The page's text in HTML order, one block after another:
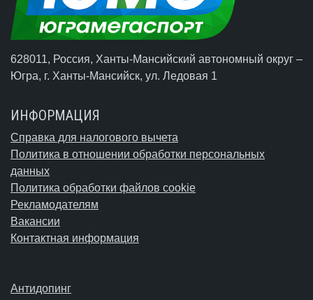
628011, Россия, Ханты-Мансийский автономный округ –
Югра, г. Ханты-Мансийск, ул. Ледовая 1
ИНФОРМАЦИЯ
Справка для налогового вычета
Политика в отношении обработки персональных
данных
Политика обработки файлов cookie
Рекламодателям
Вакансии
Контактная информация
Антидопинг